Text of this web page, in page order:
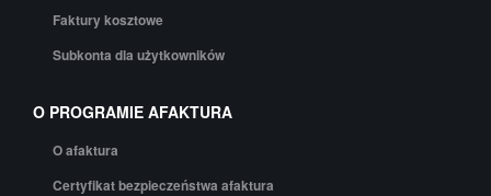
Faktury kosztowe
Subkonta dla użytkowników
O PROGRAMIE AFAKTURA
O afaktura
Certyfikat bezpieczeństwa afaktura